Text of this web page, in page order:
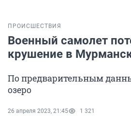
ПРОИСШЕСТВИЯ
Военный самолет
крушение в
По предварительным
озеро
26 апреля 2023, 21:45 1 321